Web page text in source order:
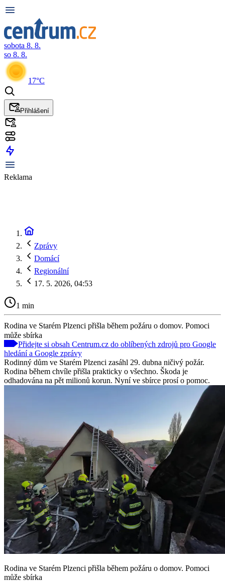
sobota 8. 8.
so 8. 8.
17°C
Přihlášení
Reklama
Zprávy
Domácí
Regionální
17. 5. 2026, 04:53
1 min
Rodina ve Starém Plzenci přišla během požáru o domov. Pomoci
může sbírka
Přidejte si obsah Centrum.cz do oblíbených zdrojů pro Google
hledání a Google zprávy
Rodinný dům ve Starém Plzenci zasáhl 29. dubna ničivý požár.
Rodina během chvíle přišla prakticky o všechno. Škoda je
odhadována na pět milionů korun. Nyní ve sbírce prosí o pomoc.
Rodina ve Starém Plzenci přišla během požáru o domov. Pomoci
může sbírka